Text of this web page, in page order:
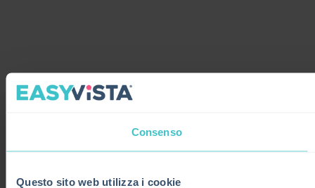
Consenso
Questo sito web utilizza i cookie